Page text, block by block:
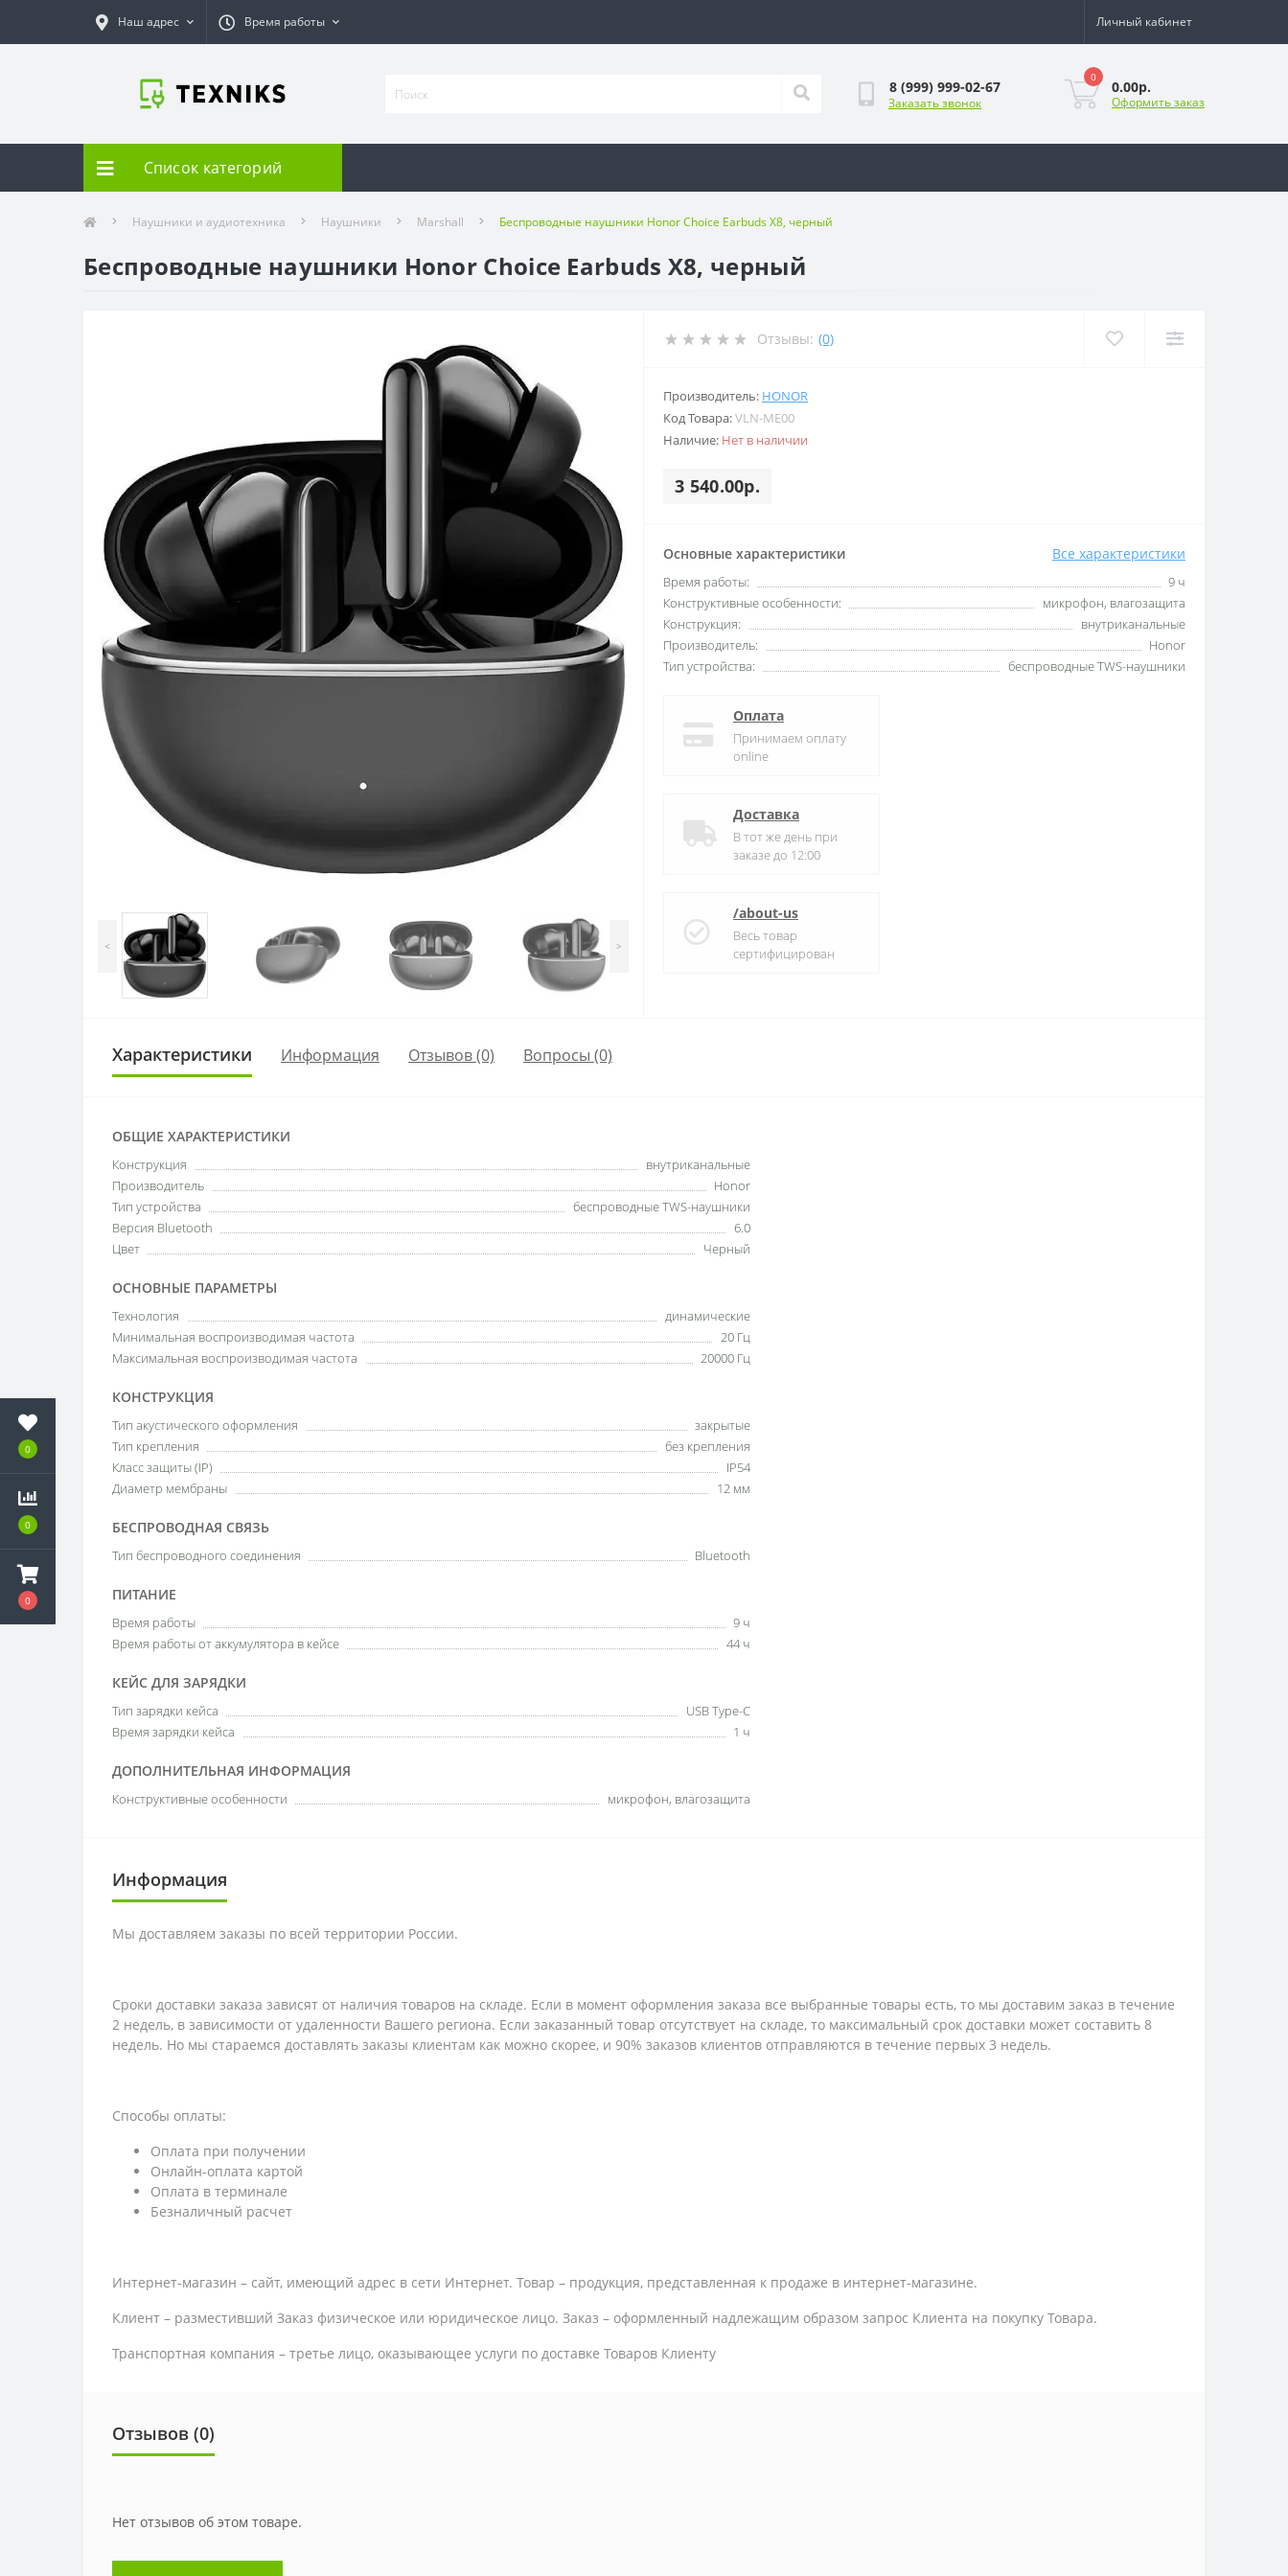
0
0
0
Наш адрес Время работы Личный кабинет
8 (999) 999-02-67
Заказать звонок
0
0.00р.
Оформить заказ
Список категорий
Наушники и аудиотехника Наушники Marshall Беспроводные наушники Honor Choice Earbuds X8, черный
Беспроводные наушники Honor Choice Earbuds X8, черный
< >
Отзывы: (0)
Производитель: HONOR
Код Товара:VLN-ME00
Наличие: Нет в наличии
3 540.00р.
Основные характеристики Все характеристики
Время работы:
9 ч
Конструктивные особенности:
микрофон, влагозащита
Конструкция:
внутриканальные
Производитель:
Honor
Тип устройства:
беспроводные TWS-наушники
Оплата
Принимаем оплату
online
Доставка
В тот же день при
заказе до 12:00
/about-us
Весь товар
сертифицирован
Характеристики Информация Отзывов (0) Вопросы (0)
ОБЩИЕ ХАРАКТЕРИСТИКИ
Конструкция
внутриканальные
Производитель
Honor
Тип устройства
беспроводные TWS-наушники
Версия Bluetooth
6.0
Цвет
Черный
ОСНОВНЫЕ ПАРАМЕТРЫ
Технология
динамические
Минимальная воспроизводимая частота
20 Гц
Максимальная воспроизводимая частота
20000 Гц
КОНСТРУКЦИЯ
Тип акустического оформления
закрытые
Тип крепления
без крепления
Класс защиты (IP)
IP54
Диаметр мембраны
12 мм
БЕСПРОВОДНАЯ СВЯЗЬ
Тип беспроводного соединения Bluetooth
ПИТАНИЕ
Время работы
9 ч
Время работы от аккумулятора в кейсе
44 ч
КЕЙС ДЛЯ ЗАРЯДКИ
Тип зарядки кейса
USB Type-C
Время зарядки кейса
1 ч
ДОПОЛНИТЕЛЬНАЯ ИНФОРМАЦИЯ
Конструктивные особенности микрофон, влагозащита
Информация
Мы доставляем заказы по всей территории России.
Сроки доставки заказа зависят от наличия товаров на складе. Если в момент оформления заказа все выбранные товары есть, то мы доставим заказ в течение
2 недель, в зависимости от удаленности Вашего региона. Если заказанный товар отсутствует на складе, то максимальный срок доставки может составить 8
недель. Но мы стараемся доставлять заказы клиентам как можно скорее, и 90% заказов клиентов отправляются в течение первых 3 недель.
Способы оплаты:
Оплата при получении
Онлайн-оплата картой
Оплата в терминале
Безналичный расчет
Интернет-магазин – сайт, имеющий адрес в сети Интернет. Товар – продукция, представленная к продаже в интернет-магазине.
Клиент – разместивший Заказ физическое или юридическое лицо. Заказ – оформленный надлежащим образом запрос Клиента на покупку Товара.
Транспортная компания – третье лицо, оказывающее услуги по доставке Товаров Клиенту
Отзывов (0)
Нет отзывов об этом товаре.